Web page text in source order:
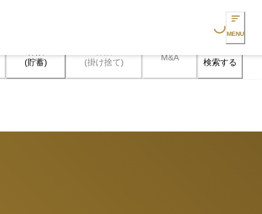
Loading... MENU
(貯蓄)
(掛け捨て)
M&A 検索する